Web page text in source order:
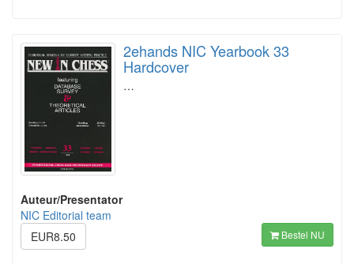
2ehands NIC Yearbook 33
Hardcover
…
Auteur/Presentator
NIC Editorial team
EUR8.50
Bestel NU